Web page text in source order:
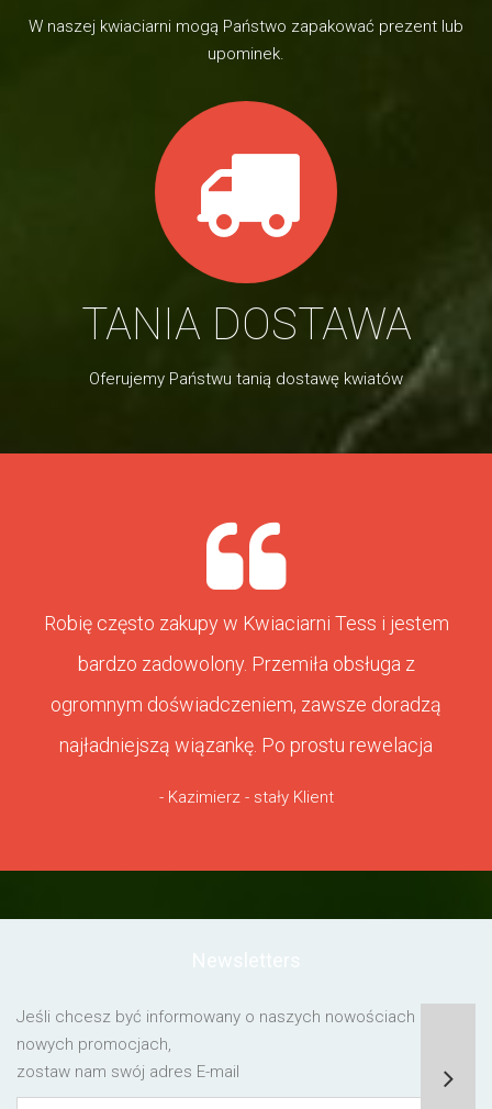
W naszej kwiaciarni mogą Państwo zapakować prezent lub
upominek.
TANIA DOSTAWA
Oferujemy Państwu tanią dostawę kwiatów
Robię często zakupy w Kwiaciarni Tess i jestem
bardzo zadowolony. Przemiła obsługa z
ogromnym doświadczeniem, zawsze doradzą
najładniejszą wiązankę. Po prostu rewelacja
- Kazimierz - stały Klient
Jeśli chcesz być informowany o naszych nowościach lub o
nowych promocjach,
zostaw nam swój adres E-mail